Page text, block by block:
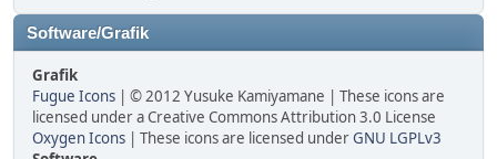
Software/Grafik
Grafik
Fugue Icons | © 2012 Yusuke Kamiyamane | These icons are
licensed under a Creative Commons Attribution 3.0 License
Oxygen Icons | These icons are licensed underGNU LGPLv3